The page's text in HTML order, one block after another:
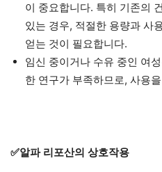
이 중요합니다. 특히 기존의
있는 경우, 적절한 용량과 사
얻는 것이 필요합니다.
임신 중이거나 수유 중인 여
한 연구가 부족하므로, 사용
✅알파 리포산의 상호작용